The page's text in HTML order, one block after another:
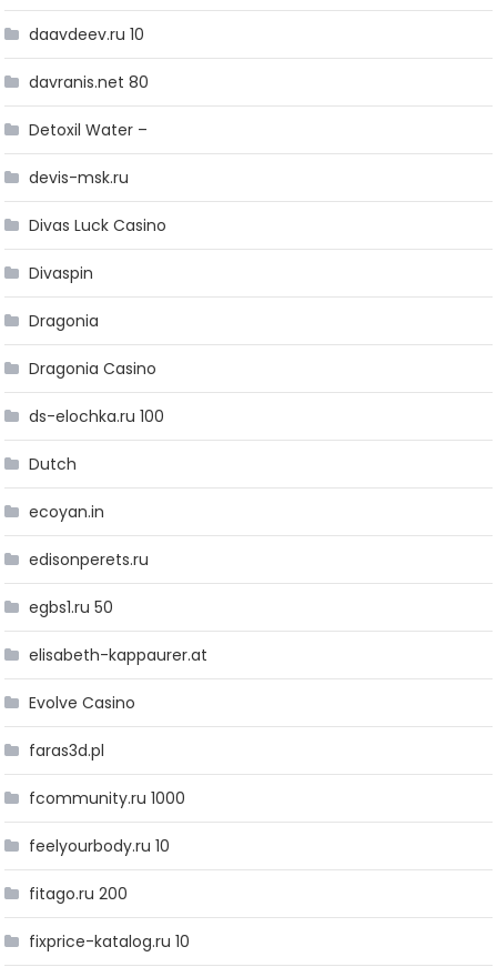
daavdeev.ru 10
davranis.net 80
Detoxil Water –
devis-msk.ru
Divas Luck Casino
Divaspin
Dragonia
Dragonia Casino
ds-elochka.ru 100
Dutch
ecoyan.in
edisonperets.ru
egbs1.ru 50
elisabeth-kappaurer.at
Evolve Casino
faras3d.pl
fcommunity.ru 1000
feelyourbody.ru 10
fitago.ru 200
fixprice-katalog.ru 10